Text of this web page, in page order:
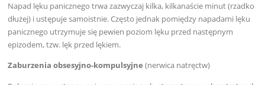
Napad lęku panicznego trwa zazwyczaj kilka, kilkanaście minut (rzadko
dłużej) i ustępuje samoistnie. Często jednak pomiędzy napadami lęku
panicznego utrzymuje się pewien poziom lęku przed następnym
epizodem, tzw. lęk przed lękiem.
Zaburzenia obsesyjno-kompulsyjne(nerwica natręctw)